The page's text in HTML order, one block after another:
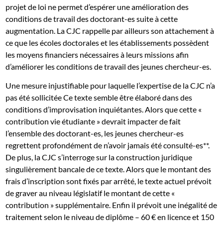
projet de loi ne permet d’espérer une amélioration des
conditions de travail des doctorant-es suite à cette
augmentation. La CJC rappelle par ailleurs son attachement à
ce que les écoles doctorales et les établissements possèdent
les moyens financiers nécessaires à leurs missions afin
d’améliorer les conditions de travail des jeunes chercheur-es.
Une mesure injustifiable pour laquelle l’expertise de la CJC n’a
pas été sollicitée Ce texte semble être élaboré dans des
conditions d’improvisation inquiétantes. Alors que cette «
contribution vie étudiante » devrait impacter de fait
l’ensemble des doctorant-es, les jeunes chercheur-es
regrettent profondément de n’avoir jamais été consulté-es**.
De plus, la CJC s’interroge sur la construction juridique
singulièrement bancale de ce texte. Alors que le montant des
frais d’inscription sont fixés par arrêté, le texte actuel prévoit
de graver au niveau législatif le montant de cette «
contribution » supplémentaire. Enfin il prévoit une inégalité de
traitement selon le niveau de diplôme – 60 € en licence et 150